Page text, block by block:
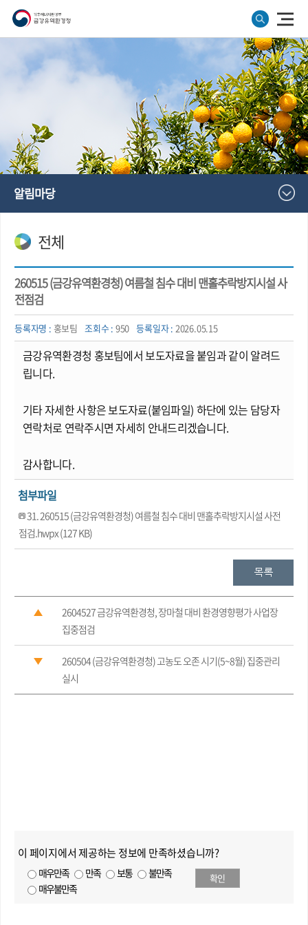
알림마당
전체
260515 (금강유역환경청) 여름철 침수 대비 맨홀추락방지시설 사
전점검
등록자명 : 홍보팀 조회수 : 950 등록일자 : 2026.05.15
금강유역환경청 홍보팀에서 보도자료을 붙임과 같이 알려드
립니다.
기타 자세한 사항은 보도자료(붙임파일) 하단에 있는 담당자
연락처로 연락주시면 자세히 안내드리겠습니다.
감사합니다.
첨부파일
31. 260515 (금강유역환경청) 여름철 침수 대비 맨홀추락방지시설 사전
점검.hwpx (127 KB)
2604527 금강유역환경청, 장마철 대비 환경영향평가 사업장
집중점검
260504 (금강유역환경청) 고농도 오존 시기(5~8월) 집중관리
실시
이 페이지에서 제공하는 정보에 만족하셨습니까?
매우만족 만족 보통
불만족
매우불만족
확인